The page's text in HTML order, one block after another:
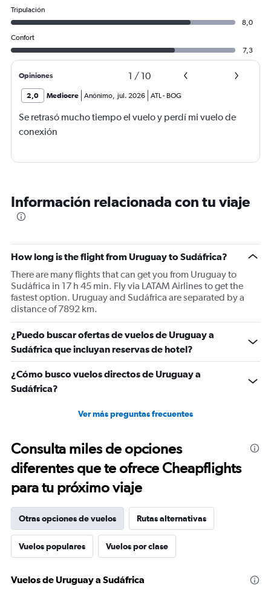
Tripulación
8,0
Confort
7,3
Opiniones 1 / 10
2,0 Mediocre Anónimo, jul. 2026 ATL- BOG
Se retrasó mucho tiempo el vuelo y perdí mi vuelo de
conexión
Información relacionada con tu viaje
How long is the flight from Uruguay to Sudáfrica?
There are many flights that can get you from Uruguay to
Sudáfrica in 17 h 45 min. Fly via LATAM Airlines to get the
fastest option. Uruguay and Sudáfrica are separated by a
distance of 7892 km.
¿Puedo buscar ofertas de vuelos de Uruguay a
Sudáfrica que incluyan reservas de hotel?
¿Cómo busco vuelos directos de Uruguay a
Sudáfrica?
Ver más preguntas frecuentes
Consulta miles de opciones
diferentes que te ofrece Cheapflights
para tu próximo viaje
Otras opciones de vuelos Rutas alternativas
Vuelos populares Vuelos por clase
Vuelos de Uruguay a Sudáfrica